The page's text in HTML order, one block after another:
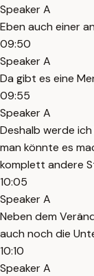
Speaker A
Eben auch einer
09:50
Speaker A
Da gibt es eine
09:55
Speaker A
Deshalb werde
man könnte es
komplett andere
10:05
Speaker A
Neben dem
auch noch die
10:10
Speaker A